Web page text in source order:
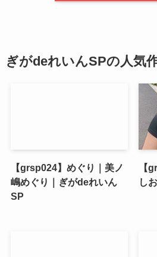
ぎがdeれいんSPの人気
【grsp024】めぐり｜美ノ
嶋めぐり｜ぎがdeれいん
SP
【
し